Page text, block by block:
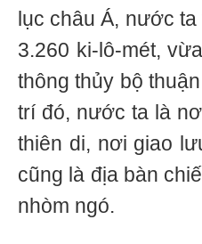
lục châu Á, nước
3.260 ki-lô-mét,
thông thủy bộ
trí đó, nước ta là
thiên di, nơi giao
cũng là địa bàn
nhòm ngó.